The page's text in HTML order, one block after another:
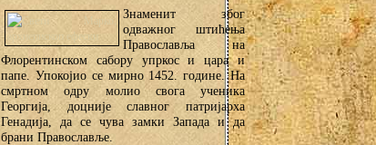
Знаменит због
одважног штићења
Православља на
Флорентинском сабору упркос и цара и
папе. Упокојио се мирно 1452. године. На
смртном одру молио свога ученика
Георгија, доцније славног патријарха
Генадија, да се чува замки Запада и да
брани Православље.